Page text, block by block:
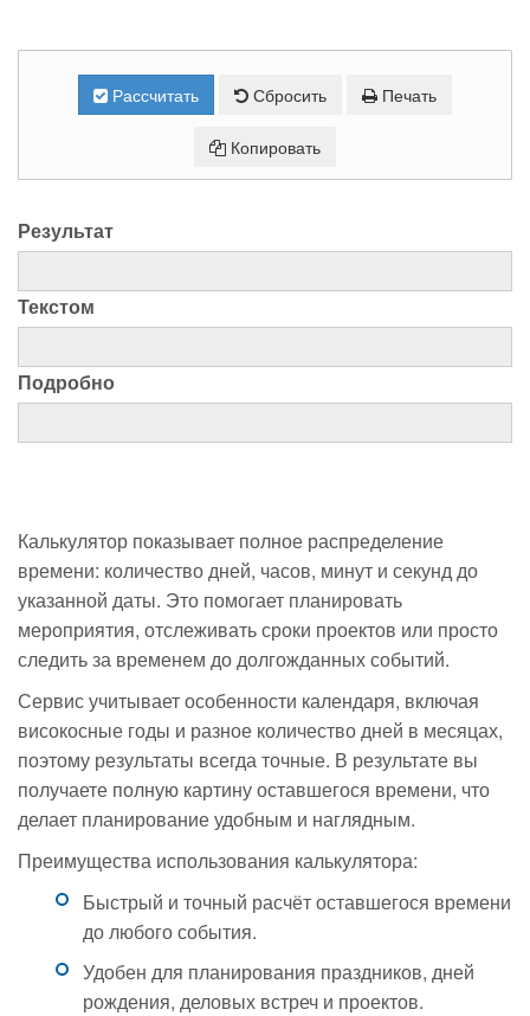
Рассчитать Сбросить Печать
Копировать
Результат
Текстом
Подробно
Калькулятор показывает полное распределение
времени: количество дней, часов, минут и секунд до
указанной даты. Это помогает планировать
мероприятия, отслеживать сроки проектов или просто
следить за временем до долгожданных событий.
Сервис учитывает особенности календаря, включая
високосные годы и разное количество дней в месяцах,
поэтому результаты всегда точные. В результате вы
получаете полную картину оставшегося времени, что
делает планирование удобным и наглядным.
Преимущества использования калькулятора:
Быстрый и точный расчёт оставшегося времени
до любого события.
Удобен для планирования праздников, дней
рождения, деловых встреч и проектов.